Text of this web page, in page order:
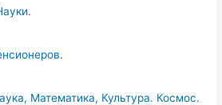
Математика, Культура. Космос.